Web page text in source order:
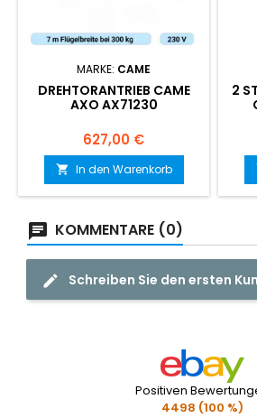
MARKE: CAME
DREHTORANTRIEB CAME
AXO AX71230
Preis
627,00 €
 In den Warenkorb
2
KOMMENTARE (0)
Schreiben Sie den ersten
Positiven
4498 (100 %)